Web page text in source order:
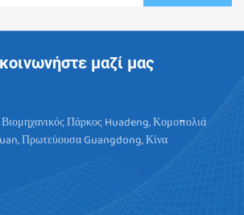
μαζί μας
Πάρκος Huadeng, Κομοπολιά
Πρωτεύουσα Guangdong, Κίνα